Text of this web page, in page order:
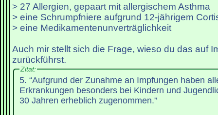
> 27 Allergien, gepaart mit allergischem Asthma
> eine Schrumpfniere aufgrund 12-jährigem
> eine Medikamentenunverträglichkeit
Auch mir stellt sich die Frage, wieso du das auf
zurückführst.
Zitat:
5. “Aufgrund der Zunahme an Impfungen haben
Erkrankungen besonders bei Kindern und
30 Jahren erheblich zugenommen.”